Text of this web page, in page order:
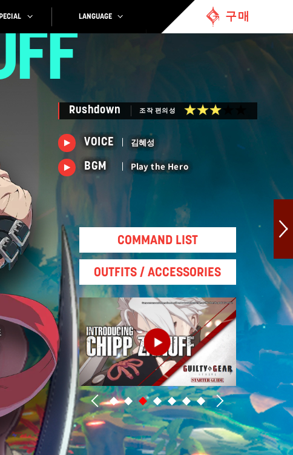
LANGUAGE 구매
Rushdown 조작 편의성
VOICE 김혜성
BGM Play the Hero
COMMAND LIST
OUTFITS / ACCESSORIES